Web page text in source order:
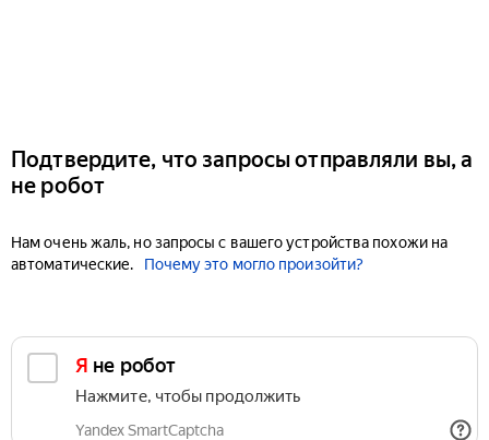
Подтвердите, что запросы отправляли вы, а
не робот
Нам очень жаль, но запросы с вашего устройства похожи на
автоматические.
Почему это могло произойти?
Я не робот
Нажмите, чтобы продолжить
Yandex SmartCaptcha